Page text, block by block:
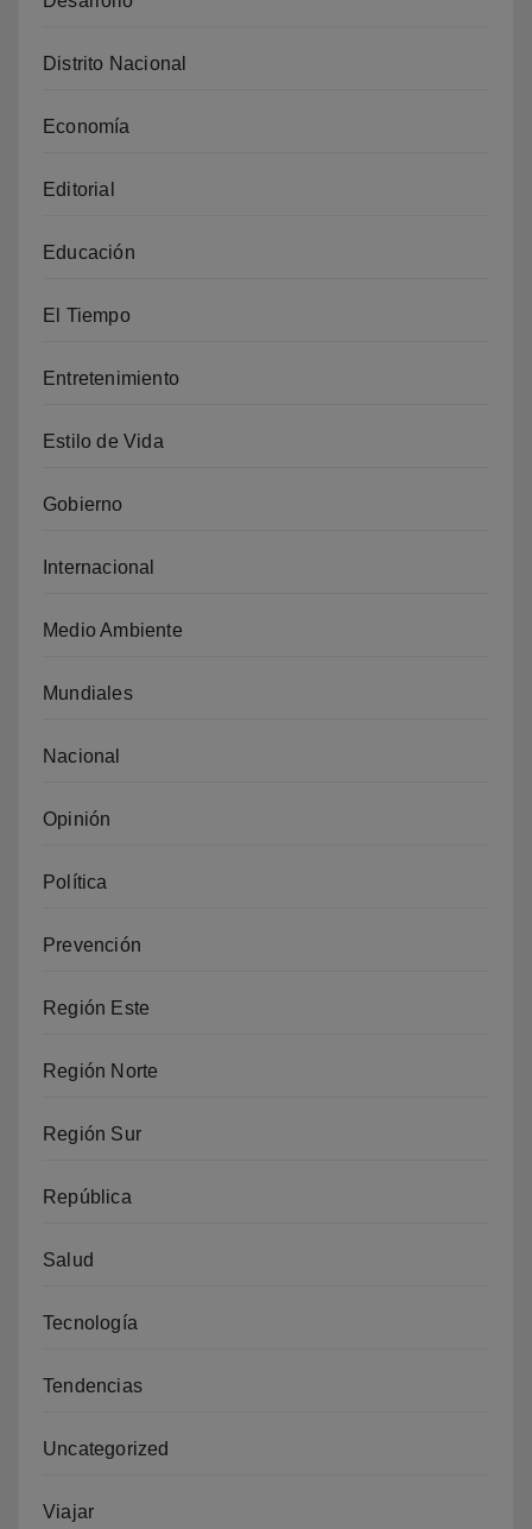
Distrito Nacional
Economía
Editorial
Educación
El Tiempo
Entretenimiento
Estilo de Vida
Gobierno
Internacional
Medio Ambiente
Mundiales
Nacional
Opinión
Política
Prevención
Región Este
Región Norte
Región Sur
República
Salud
Tecnología
Tendencias
Uncategorized
Viajar